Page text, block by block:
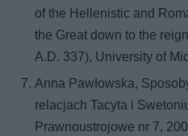
of the Hellenistic and
the Great down to the
A.D. 337), University of
Anna Pawłowska,
relacjach Tacyta i
Prawnoustrojowe nr 7,